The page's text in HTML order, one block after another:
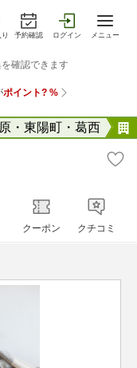
予約確認 ログイン メニュー
・東陽町・葛西
クーポン クチコミ